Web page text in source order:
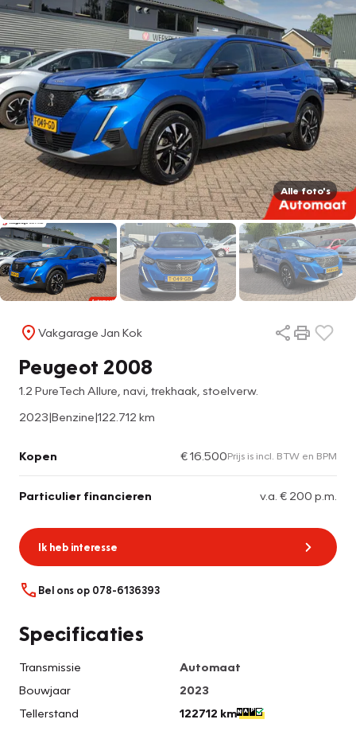
Alle foto's
Vakgarage Jan Kok
Peugeot 2008
1.2 PureTech Allure, navi, trekhaak, stoelverw.
2023|Benzine|122.712 km
Kopen € 16.500Prijs is incl. BTW en BPM
Particulier financieren v.a. € 200 p.m.
Ik heb interesse
Bel ons op 078-6136393
Specificaties
Transmissie
Automaat
Bouwjaar
2023
Tellerstand
122712 km